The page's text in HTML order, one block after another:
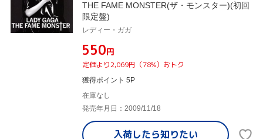
THE FAME MONSTER(ザ・モンスター)(初回
限定盤)
レディー・ガガ
¥550円
定価より2,069円（78%）おトク
獲得ポイント 5P
在庫なし
発売年月日：2009/11/18
入荷したら知りたい